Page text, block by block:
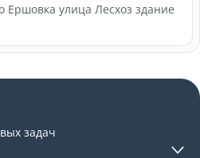
Ершовка улица Лесхоз здание
задач